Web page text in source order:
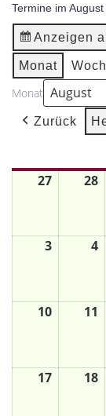
Termine im
Anzeigen
Monat
Monat
Zurück
27
28
3 4
10 11
17 18